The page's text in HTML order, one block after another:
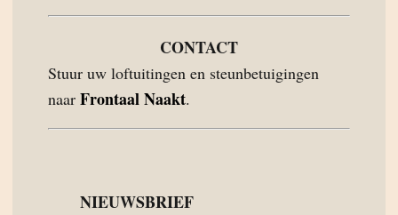
CONTACT
Stuur uw loftuitingen en steunbetuigingen
naar Frontaal Naakt.
NIEUWSBRIEF